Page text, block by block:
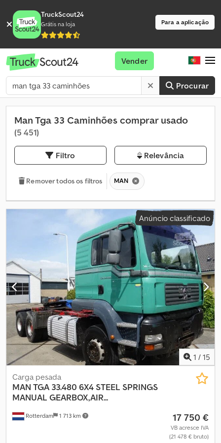
TruckScout24
Grátis na loja Para a aplicação
Procurar
Vender
Man Tga 33 Caminhões comprar usado
(5 451)
Filtro Relevância
Remover todos os filtros MAN
Anúncio classificado
1 / 15
Rotterdam 1 713 km
Carga pesada
MAN TGA 33.480 6X4 STEEL SPRINGS
MANUAL GEARBOX,AIR...
17 750 €
VB acresce IVA
(21 478 € bruto)